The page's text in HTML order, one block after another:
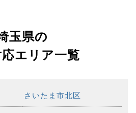
玉県の
エリア一覧
さいたま市北区